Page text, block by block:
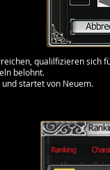
qualilfizieren sich
belohnt.
startet von Neuem.